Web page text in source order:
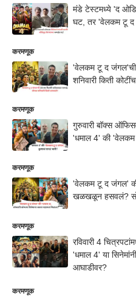
मंडे टेस्टमध्ये 'द
घट, तर 'वेलकम टू द
करमणूक
'वेलकम टू द जंगल'ची
शनिवारी किती
करमणूक
गुरुवारी बॉक्स
'धमाल 4' की 'वेलकम
करमणूक
'वेलकम टू द जंगल' की
खळखळून हसवलं?
करमणूक
रविवारी 4
'धमाल 4' या
आघाडीवर?
करमणूक